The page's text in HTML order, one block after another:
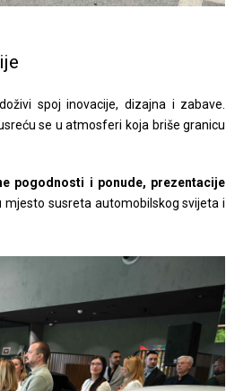
spoj inovacije, dizajna i zabave.
se u atmosferi koja briše granicu
pogodnosti i ponude, prezentacije
susreta automobilskog svijeta i